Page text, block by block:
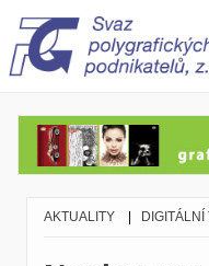
AKTUALITY DIGITÁLNÍ